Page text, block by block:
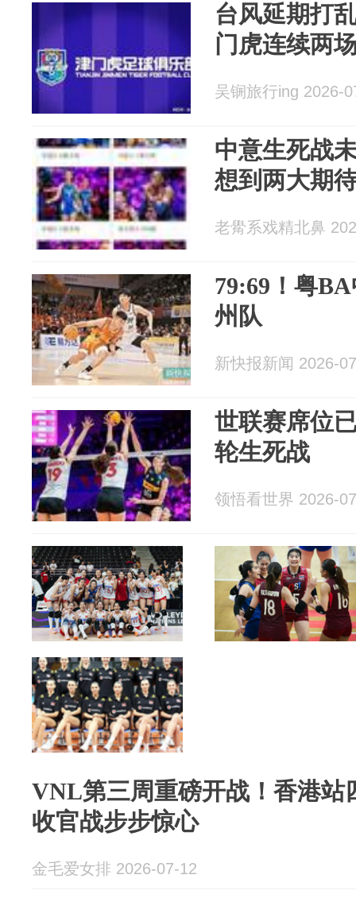
台风延期打
门虎连续两
吴锎旅行ing 2026-
中意生死战
想到两大期
老觷系戏精北鼻
79:69！粤
州队
新快报新闻 2026-
世联赛席位
轮生死战
领悟看世界 2026-
VNL第三周重磅开战！香港站
收官战步步惊心
金毛爱女排 2026-07-12